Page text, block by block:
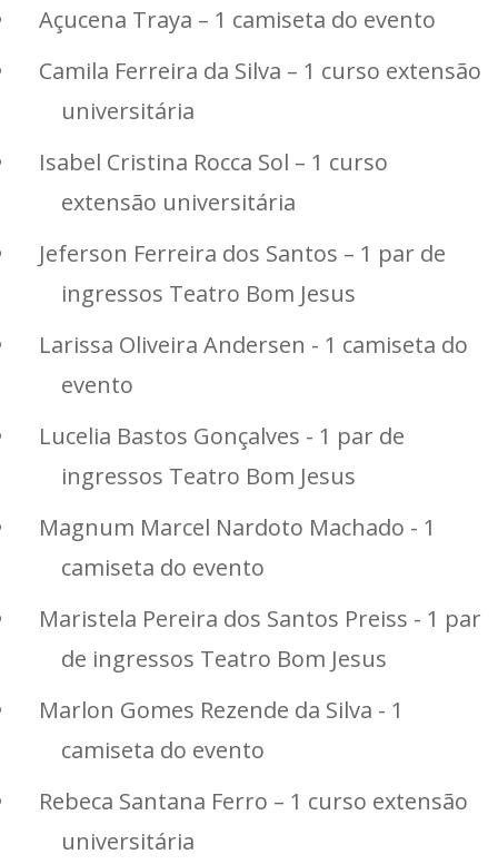
Açucena Traya – 1 camiseta do evento
Camila Ferreira da Silva – 1 curso extensão
universitária
Isabel Cristina Rocca Sol – 1 curso
extensão universitária
Jeferson Ferreira dos Santos – 1 par de
ingressos Teatro Bom Jesus
Larissa Oliveira Andersen - 1 camiseta do
evento
Lucelia Bastos Gonçalves - 1 par de
ingressos Teatro Bom Jesus
Magnum Marcel Nardoto Machado - 1
camiseta do evento
Maristela Pereira dos Santos Preiss - 1 par
de ingressos Teatro Bom Jesus
Marlon Gomes Rezende da Silva - 1
camiseta do evento
Rebeca Santana Ferro – 1 curso extensão
universitária